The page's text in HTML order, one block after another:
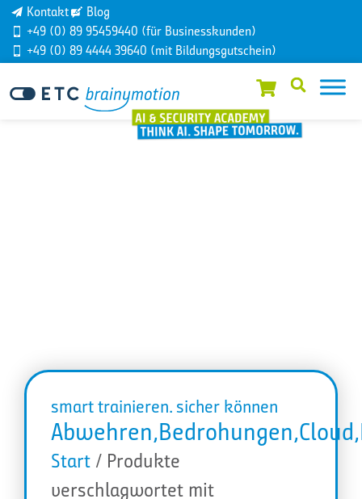
Kontakt
Blog
+49 (0) 89 95459440 (für Businesskunden)
+49 (0) 89 4444 39640 (mit Bildungsgutschein)
smart trainieren. sicher können
Start / Produkte
verschlagwortet mit